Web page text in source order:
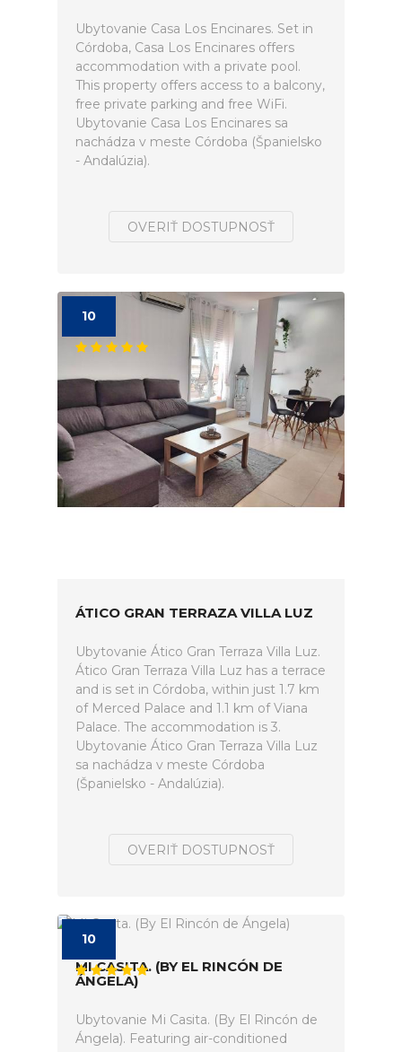
Ubytovanie Casa Los Encinares. Set in
Córdoba, Casa Los Encinares offers
accommodation with a private pool.
This property offers access to a balcony,
free private parking and free WiFi.
Ubytovanie Casa Los Encinares sa
nachádza v meste Córdoba (Španielsko
- Andalúzia).
OVERIŤ DOSTUPNOSŤ
10
ÁTICO GRAN TERRAZA VILLA LUZ
Ubytovanie Ático Gran Terraza Villa Luz.
Ático Gran Terraza Villa Luz has a terrace
and is set in Córdoba, within just 1.7 km
of Merced Palace and 1.1 km of Viana
Palace. The accommodation is 3.
Ubytovanie Ático Gran Terraza Villa Luz
sa nachádza v meste Córdoba
(Španielsko - Andalúzia).
OVERIŤ DOSTUPNOSŤ
10
MI CASITA. (BY EL RINCÓN DE
ÁNGELA)
Ubytovanie Mi Casita. (By El Rincón de
Ángela). Featuring air-conditioned